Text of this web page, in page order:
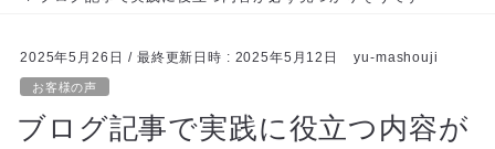
2025年5月26日 / 最終更新日時 : 2025年5月12日 yu-mashouji
お客様の声
ブログ記事で実践に役立つ内容が